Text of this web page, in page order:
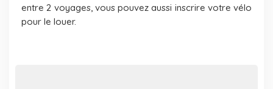
entre 2 voyages, vous pouvez aussi inscrire votre vélo
pour le louer.